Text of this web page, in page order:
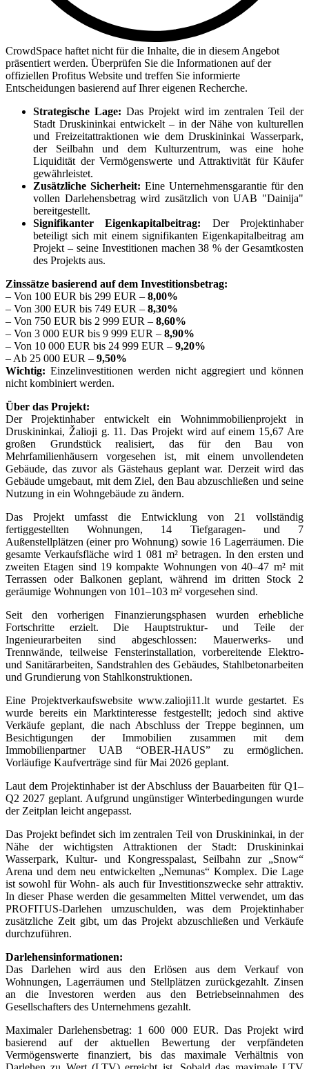
CrowdSpace haftet nicht für die Inhalte, die in diesem Angebot
präsentiert werden. Überprüfen Sie die Informationen auf der
offiziellen Profitus Website und treffen Sie informierte
Entscheidungen basierend auf Ihrer eigenen Recherche.
Strategische Lage: Das Projekt wird im zentralen Teil der
Stadt Druskininkai entwickelt – in der Nähe von kulturellen
und Freizeitattraktionen wie dem Druskininkai Wasserpark,
der Seilbahn und dem Kulturzentrum, was eine hohe
Liquidität der Vermögenswerte und Attraktivität für Käufer
gewährleistet.
Zusätzliche Sicherheit: Eine Unternehmensgarantie für den
vollen Darlehensbetrag wird zusätzlich von UAB "Dainija"
bereitgestellt.
Signifikanter Eigenkapitalbeitrag: Der Projektinhaber
beteiligt sich mit einem signifikanten Eigenkapitalbeitrag am
Projekt – seine Investitionen machen 38 % der Gesamtkosten
des Projekts aus.
Zinssätze basierend auf dem Investitionsbetrag:
– Von 100 EUR bis 299 EUR – 8,00%
– Von 300 EUR bis 749 EUR – 8,30%
– Von 750 EUR bis 2 999 EUR – 8,60%
– Von 3 000 EUR bis 9 999 EUR – 8,90%
– Von 10 000 EUR bis 24 999 EUR – 9,20%
– Ab 25 000 EUR – 9,50%
Wichtig: Einzelinvestitionen werden nicht aggregiert und können
nicht kombiniert werden.
Über das Projekt:
Der Projektinhaber entwickelt ein Wohnimmobilienprojekt in
Druskininkai, Žalioji g. 11. Das Projekt wird auf einem 15,67 Are
großen Grundstück realisiert, das für den Bau von
Mehrfamilienhäusern vorgesehen ist, mit einem unvollendeten
Gebäude, das zuvor als Gästehaus geplant war. Derzeit wird das
Gebäude umgebaut, mit dem Ziel, den Bau abzuschließen und seine
Nutzung in ein Wohngebäude zu ändern.
Das Projekt umfasst die Entwicklung von 21 vollständig
fertiggestellten Wohnungen, 14 Tiefgaragen- und 7
Außenstellplätzen (einer pro Wohnung) sowie 16 Lagerräumen. Die
gesamte Verkaufsfläche wird 1 081 m² betragen. In den ersten und
zweiten Etagen sind 19 kompakte Wohnungen von 40–47 m² mit
Terrassen oder Balkonen geplant, während im dritten Stock 2
geräumige Wohnungen von 101–103 m² vorgesehen sind.
Seit den vorherigen Finanzierungsphasen wurden erhebliche
Fortschritte erzielt. Die Hauptstruktur- und Teile der
Ingenieurarbeiten sind abgeschlossen: Mauerwerks- und
Trennwände, teilweise Fensterinstallation, vorbereitende Elektro-
und Sanitärarbeiten, Sandstrahlen des Gebäudes, Stahlbetonarbeiten
und Grundierung von Stahlkonstruktionen.
Eine Projektverkaufswebsite www.zalioji11.lt wurde gestartet. Es
wurde bereits ein Marktinteresse festgestellt; jedoch sind aktive
Verkäufe geplant, die nach Abschluss der Treppe beginnen, um
Besichtigungen der Immobilien zusammen mit dem
Immobilienpartner UAB “OBER-HAUS” zu ermöglichen.
Vorläufige Kaufverträge sind für Mai 2026 geplant.
Laut dem Projektinhaber ist der Abschluss der Bauarbeiten für Q1–
Q2 2027 geplant. Aufgrund ungünstiger Winterbedingungen wurde
der Zeitplan leicht angepasst.
Das Projekt befindet sich im zentralen Teil von Druskininkai, in der
Nähe der wichtigsten Attraktionen der Stadt: Druskininkai
Wasserpark, Kultur- und Kongresspalast, Seilbahn zur „Snow“
Arena und dem neu entwickelten „Nemunas“ Komplex. Die Lage
ist sowohl für Wohn- als auch für Investitionszwecke sehr attraktiv.
In dieser Phase werden die gesammelten Mittel verwendet, um das
PROFITUS-Darlehen umzuschulden, was dem Projektinhaber
zusätzliche Zeit gibt, um das Projekt abzuschließen und Verkäufe
durchzuführen.
Darlehensinformationen:
Das Darlehen wird aus den Erlösen aus dem Verkauf von
Wohnungen, Lagerräumen und Stellplätzen zurückgezahlt. Zinsen
an die Investoren werden aus den Betriebseinnahmen des
Gesellschafters des Unternehmens gezahlt.
Maximaler Darlehensbetrag: 1 600 000 EUR. Das Projekt wird
basierend auf der aktuellen Bewertung der verpfändeten
Vermögenswerte finanziert, bis das maximale Verhältnis von